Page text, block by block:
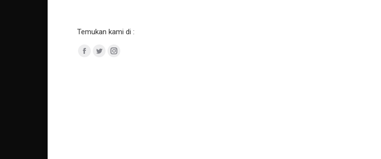
Temukan kami di :
Facebook
TwitterInstagram